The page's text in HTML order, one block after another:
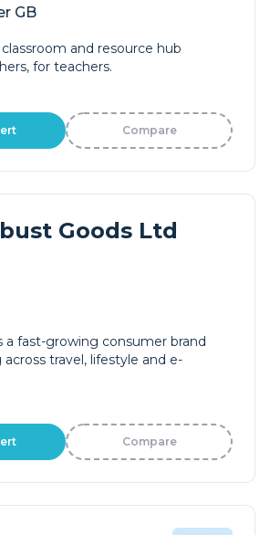
GB
and resource hub
for teachers.
Compare
Goods Ltd
a fast-growing consumer brand
travel, lifestyle and e-
Compare